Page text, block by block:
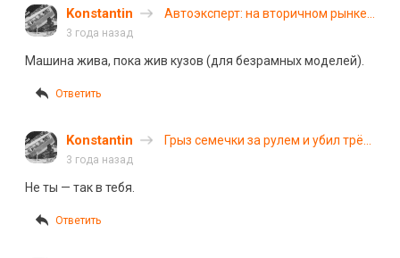
Konstantin
Автоэксперт: на вторичном рынке
3 года назад
Машина жива, пока жив кузов (для безрамных моделей).
Ответить
Konstantin
Грыз семечки за рулем и убил трёх
3 года назад
Не ты — так в тебя.
Ответить